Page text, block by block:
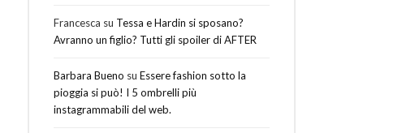
Francesca su Tessa e Hardin si sposano?
Avranno un figlio? Tutti gli spoiler di AFTER
Barbara Bueno su Essere fashion sotto la
pioggia si può! I 5 ombrelli più
instagrammabili del web.